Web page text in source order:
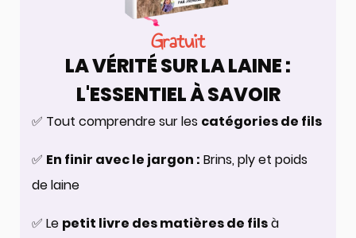
Gratuit
LA VÉRITÉ SUR LA LAINE :
L'ESSENTIEL À SAVOIR
✅ Tout comprendre sur les catégories de fils
✅ En finir avec le jargon : Brins, ply et poids
de laine
✅ Le petit livre des matières de filsà